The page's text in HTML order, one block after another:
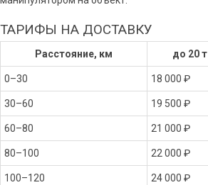
ТАРИФЫ НА ДОСТАВКУ
Расстояние, км до 20 т
0–30 18 000 ₽
30–60 19 500 ₽
60–80 21 000 ₽
80–100 22 000 ₽
100–120 24 000 ₽